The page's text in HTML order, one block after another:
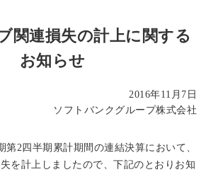
関連損失の計上に関する
お知らせ
2016年11月7日
ソフトバンクグループ株式会社
第2四半期累計期間の連結決算において、
を計上しましたので、下記のとおりお知